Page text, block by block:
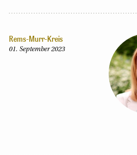
Rems-Murr-Kreis
01. September 2023